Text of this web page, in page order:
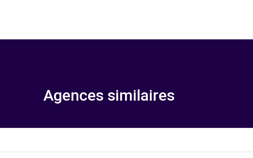
Agences similaires